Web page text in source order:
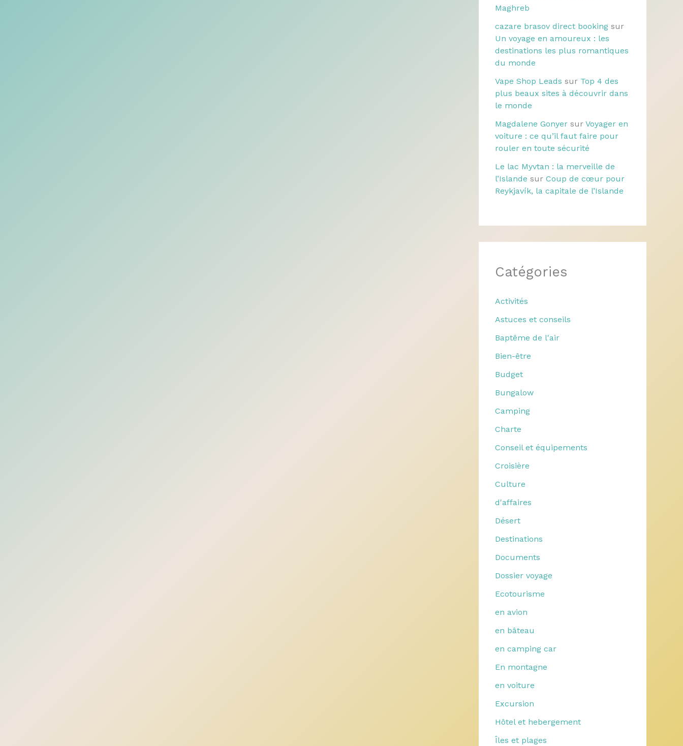
Maghreb
cazare brasov direct booking sur
Un voyage en amoureux : les
destinations les plus romantiques
du monde
Vape Shop Leads sur Top 4 des
plus beaux sites à découvrir dans
le monde
Magdalene Gonyer sur Voyager en
voiture : ce qu’il faut faire pour
rouler en toute sécurité
Le lac Myvtan : la merveille de
l’Islande sur Coup de cœur pour
Reykjavík, la capitale de l’Islande
Catégories
Activités
Astuces et conseils
Baptême de l'air
Bien-être
Budget
Bungalow
Camping
Charte
Conseil et équipements
Croisière
Culture
d'affaires
Désert
Destinations
Documents
Dossier voyage
Ecotourisme
en avion
en bâteau
en camping car
En montagne
en voiture
Excursion
Hôtel et hebergement
Îles et plages